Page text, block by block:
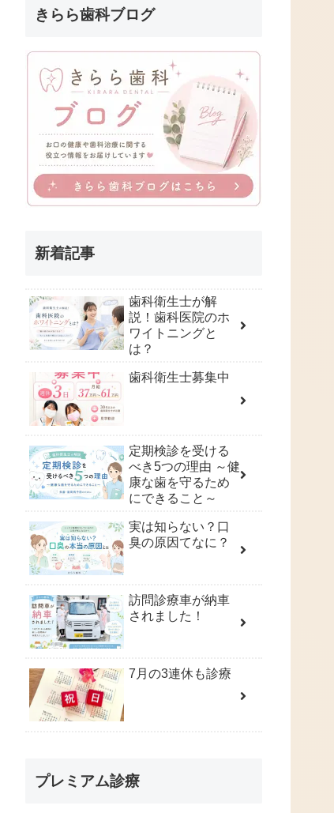
きらら歯科ブログ
新着記事
歯科衛生士が解
説！歯科医院のホ
ワイトニングと
は？
歯科衛生士募集中
定期検診を受ける
べき5つの理由 ～健
康な歯を守るため
にできること～
実は知らない？口
臭の原因てなに？
訪問診療車が納車
されました！
7月の3連休も診療
プレミアム診療